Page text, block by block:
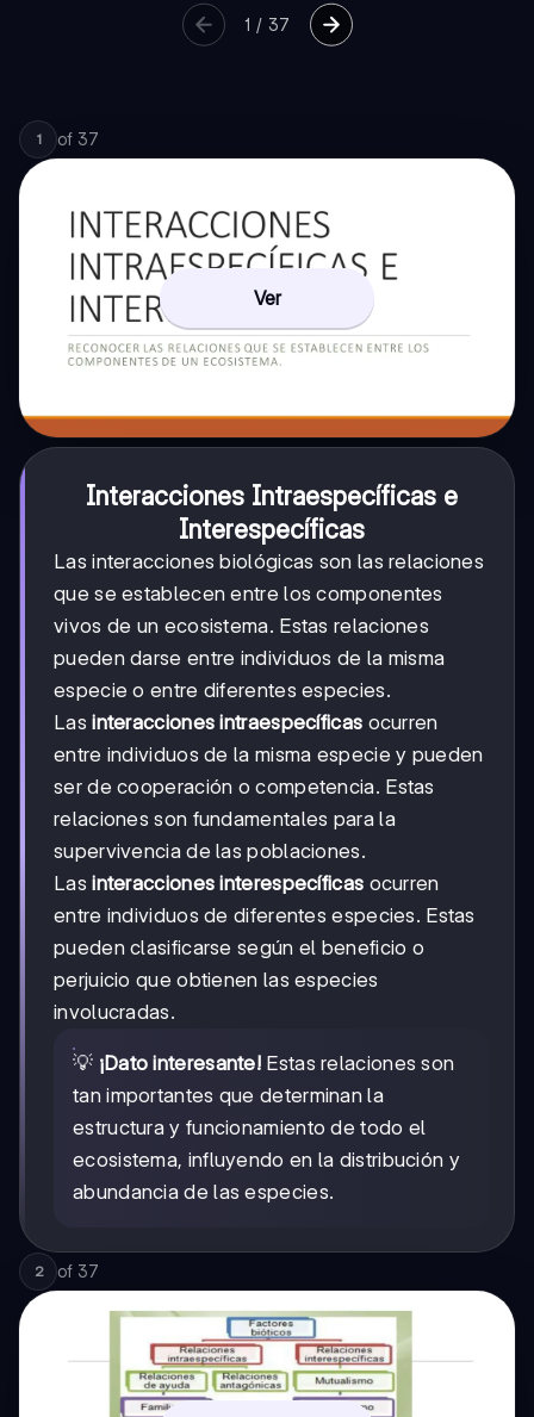
1 / 37
1 of 37
Ver
Interacciones Intraespecíficas e
Interespecíficas
Las interacciones biológicas son las relaciones
que se establecen entre los componentes
vivos de un ecosistema. Estas relaciones
pueden darse entre individuos de la misma
especie o entre diferentes especies.
Lasinteracciones intraespecíficas ocurren
entre individuos de la misma especie y pueden
ser de cooperación o competencia. Estas
relaciones son fundamentales para la
supervivencia de las poblaciones.
Lasinteracciones interespecíficas ocurren
entre individuos de diferentes especies. Estas
pueden clasificarse según el beneficio o
perjuicio que obtienen las especies
involucradas.
💡 ¡Dato interesante! Estas relaciones son
tan importantes que determinan la
estructura y funcionamiento de todo el
ecosistema, influyendo en la distribución y
abundancia de las especies.
2 of 37